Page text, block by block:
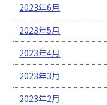
2023年6月
2023年5月
2023年4月
2023年3月
2023年2月